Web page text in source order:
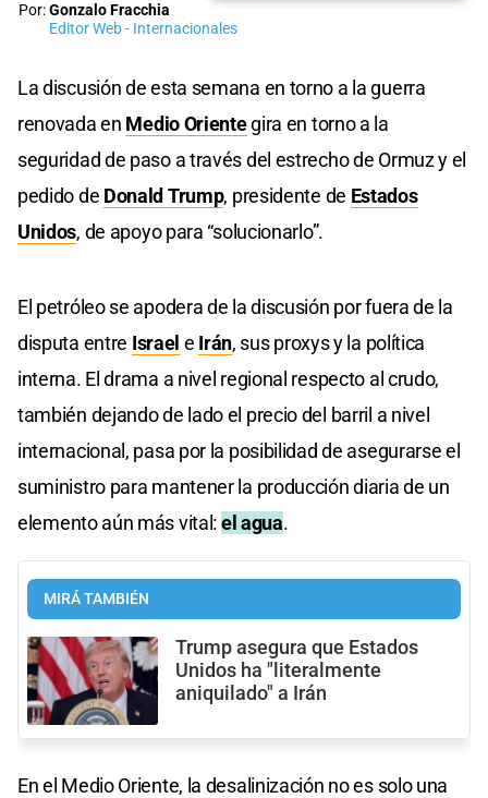
Por:Gonzalo Fracchia
Editor Web - Internacionales
La discusión de esta semana en torno a la guerra
renovada en Medio Orientegira en torno a la
seguridad de paso a través del estrecho de Ormuz y el
pedido de Donald Trump, presidente de Estados
Unidos, de apoyo para “solucionarlo”.
El petróleo se apodera de la discusión por fuera de la
disputa entre Israel e Irán, sus proxys y la política
interna. El drama a nivel regional respecto al crudo,
también dejando de lado el precio del barril a nivel
internacional, pasa por la posibilidad de asegurarse el
suministro para mantener la producción diaria de un
elemento aún más vital: el agua.
MIRÁ TAMBIÉN
Trump asegura que Estados
Unidos ha "literalmente
aniquilado" a Irán
En el Medio Oriente, la desalinización no es solo una